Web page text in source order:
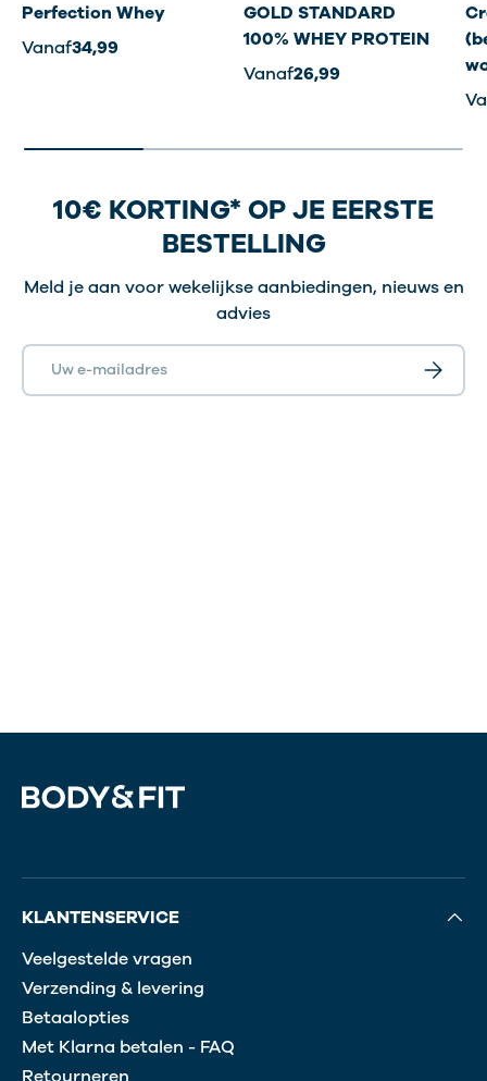
Perfection Whey
Vanaf34,99
GOLD STANDARD
100% WHEY PROTEIN
Vanaf26,99
10€ KORTING* OP JE EERSTE
BESTELLING
Meld je aan voor wekelijkse aanbiedingen, nieuws en
advies
E-mailadres
KLANTENSERVICE
Veelgestelde vragen
Verzending & levering
Betaalopties
Met Klarna betalen - FAQ